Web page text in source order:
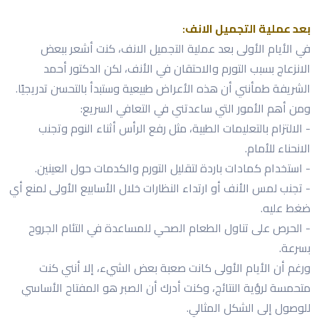
بعد عملية التجميل الانف:
في الأيام الأولى بعد عملية التجميل الانف، كنت أشعر ببعض
الانزعاج بسبب التورم والاحتقان في الأنف، لكن الدكتور أحمد
الشريفة طمأنني أن هذه الأعراض طبيعية وستبدأ بالتحسن تدريجيًا.
ومن أهم الأمور التي ساعدتني في التعافي السريع:
- الالتزام بالتعليمات الطبية، مثل رفع الرأس أثناء النوم وتجنب
الانحناء للأمام.
- استخدام كمادات باردة لتقليل التورم والكدمات حول العينين.
- تجنب لمس الأنف أو ارتداء النظارات خلال الأسابيع الأولى لمنع أي
ضغط عليه.
- الحرص على تناول الطعام الصحي للمساعدة في التئام الجروح
بسرعة.
ورغم أن الأيام الأولى كانت صعبة بعض الشيء، إلا أنني كنت
متحمسة لرؤية النتائج، وكنت أدرك أن الصبر هو المفتاح الأساسي
للوصول إلى الشكل المثالي.